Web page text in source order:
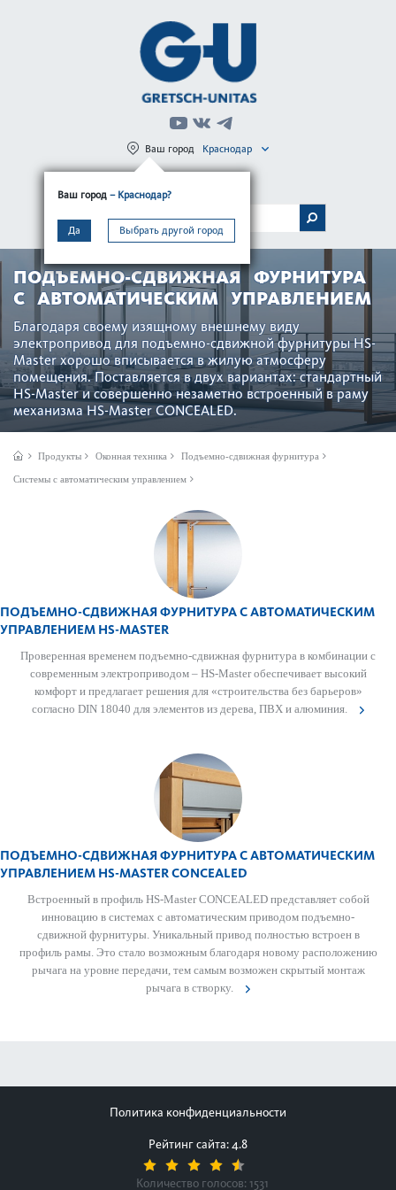
Ваш город – Краснодар?
Да Выбрать другой город
Ваш город Краснодар
МЕНЮ
ПОДЪЕМНО-СДВИЖНАЯ ФУРНИТУРА
С АВТОМАТИЧЕСКИМ УПРАВЛЕНИЕМ
Благодаря своему изящному внешнему виду
электропривод для подъемно-сдвижной фурнитуры HS-
Master хорошо вписывается в жилую атмосферу
помещения. Поставляется в двух вариантах: стандартный
HS-Master и совершенно незаметно встроенный в раму
механизма HS-Master CONCEALED.
Продукты Оконная техника Подъемно-сдвижная фурнитура
Системы с автоматическим управлением
ПОДЪЕМНО-СДВИЖНАЯ ФУРНИТУРА С АВТОМАТИЧЕСКИМ
УПРАВЛЕНИЕМ HS-MASTER
Проверенная временем подъемно-сдвижная фурнитура в комбинации с
современным электроприводом – HS-Master обеспечивает высокий
комфорт и предлагает решения для «строительства без барьеров»
согласно DIN 18040 для элементов из дерева, ПВХ и алюминия.
ПОДЪЕМНО-СДВИЖНАЯ ФУРНИТУРА С АВТОМАТИЧЕСКИМ
УПРАВЛЕНИЕМ HS-MASTER CON­CEALED
Встроенный в профиль HS-Master CONCEALED представляет собой
инновацию в системах с автоматическим приводом подъемно-
сдвижной фурнитуры. Уникальный привод полностью встроен в
профиль рамы. Это стало возможным благодаря новому расположению
рычага на уровне передачи, тем самым возможен скрытый монтаж
рычага в створку.
Политика конфиденциальности
Рейтинг сайта: 4.8
Количество голосов: 1531